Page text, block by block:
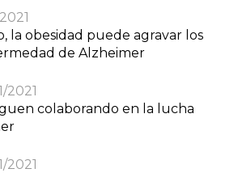
la obesidad puede agravar los
de Alzheimer
2021
colaborando en la lucha
2021